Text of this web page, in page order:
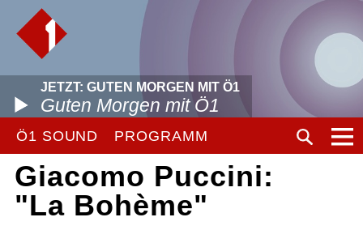
JETZT: GUTEN MORGEN MIT Ö1
Guten Morgen mit Ö1
Ö1 SOUND PROGRAMM
Giacomo Puccini:
"La Bohème"